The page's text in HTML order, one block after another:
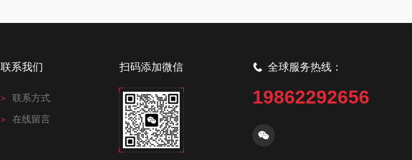
联系我们
联系方式
在线留言
扫码添加微信 全球服务热线：
19862292656